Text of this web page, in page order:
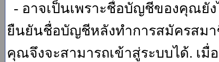
- อาจเป็นเพราะชื่อบัญชีของคุณยั
ยืนยันชื่อบัญชีหลังทำการสมัครสมา
คุณจึงจะสามารถเข้าสู่ระบบได้. เ